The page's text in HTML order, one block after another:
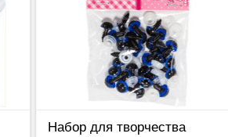
Набор для творчества